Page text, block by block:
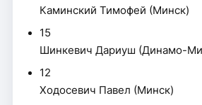
Каминский Тимофей (Минск)
15
Шинкевич Дариуш (Динамо-
12
Ходосевич Павел (Минск)